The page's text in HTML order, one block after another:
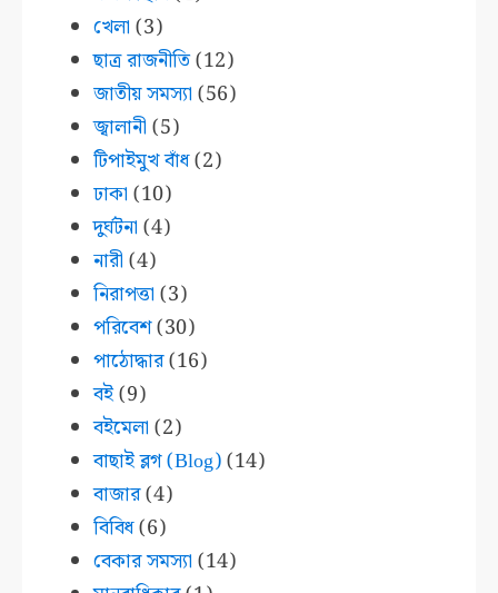
খেলা (3)
ছাত্র রাজনীতি(12)
জাতীয় সমস্যা (56)
জ্বালানী (5)
টিপাইমুখ বাঁধ(2)
ঢাকা (10)
দুর্ঘটনা (4)
নারী (4)
নিরাপত্তা (3)
পরিবেশ(30)
পাঠোদ্ধার(16)
বই(9)
বইমেলা (2)
বাছাই ব্লগ (Blog)(14)
বাজার(4)
বিবিধ(6)
বেকার সমস্যা (14)